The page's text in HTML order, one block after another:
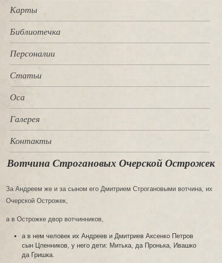
Карты
Библиотечка
Персоналии
Статьи
Оса
Галерея
Контакты
Вотчина Строгановых Очерской Острожек
За Андреем же и за сыном его Дмитрием Строгановыми вотчина, их
Очерской Острожек,
а в Острожке двор вотчинников,
а в нем человек их Андреев и Дмитриев Аксенко Петров
сын Цпенников, у него дети: Митька, да Пронька, Ивашко
да Гришка.